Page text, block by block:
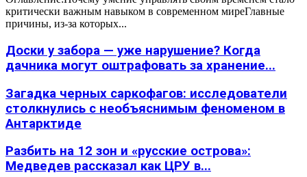
критически важным навыком в современном миреГлавные
причины, из-за которых...
Доски у забора — уже нарушение? Когда
дачника могут оштрафовать за хранение...
Загадка черных саркофагов: исследователи
столкнулись с необъяснимым феноменом в
Антарктиде
Разбить на 12 зон и «русские острова»:
Медведев рассказал как ЦРУ в...